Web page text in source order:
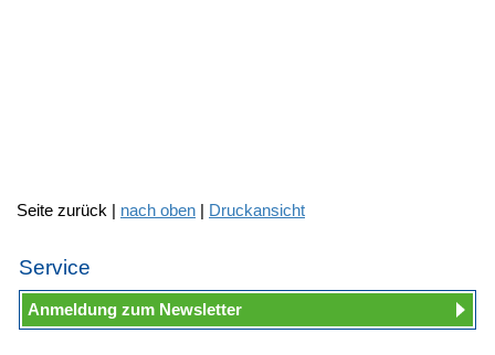
Seite zurück | nach oben | Druckansicht
Service
Anmeldung zum Newsletter